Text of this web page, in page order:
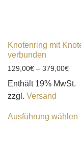
Knotenring mit
verbunden
129,00€ – 379,00€
Enthält 19% MwSt.
zzgl. Versand
Ausführung wählen